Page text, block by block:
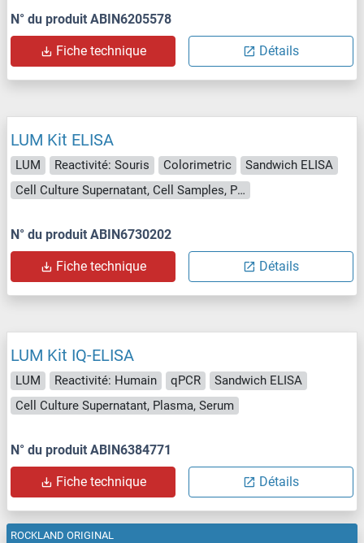
N° du produit ABIN6205578
Fiche technique Détails
LUM Kit ELISA
LUM Reactivité: Souris Colorimetric
Sandwich ELISA
Cell Culture Supernatant, Cell Samples, Plasma, Serum, Tissue Lysate
N° du produit ABIN6730202
Fiche technique Détails
LUM Kit IQ-ELISA
LUM Reactivité: Humain qPCR
Sandwich ELISA
Cell Culture Supernatant, Plasma, Serum
N° du produit ABIN6384771
Fiche technique Détails
ROCKLAND ORIGINAL